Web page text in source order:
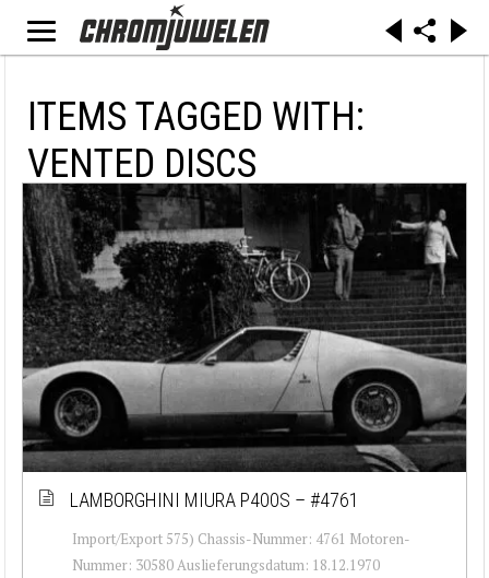
ITEMS TAGGED WITH:
VENTED DISCS
LAMBORGHINI MIURA P400S – #4761
Import/Export 575) Chassis-Nummer: 4761 Motoren-
Nummer: 30580 Auslieferungsdatum: 18.12.1970